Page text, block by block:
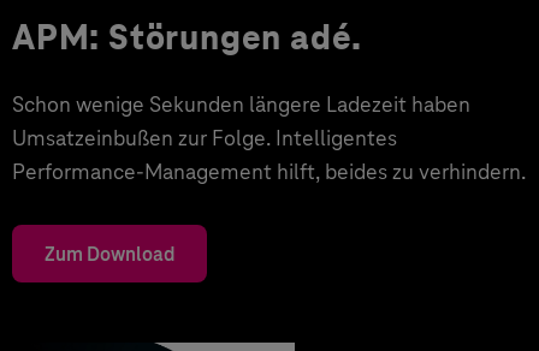
APM: Störungen adé.
Schon wenige Sekunden längere Ladezeit haben
Umsatzeinbußen zur Folge. Intelligentes
Performance-Management hilft, beides zu verhindern.
Zum Download